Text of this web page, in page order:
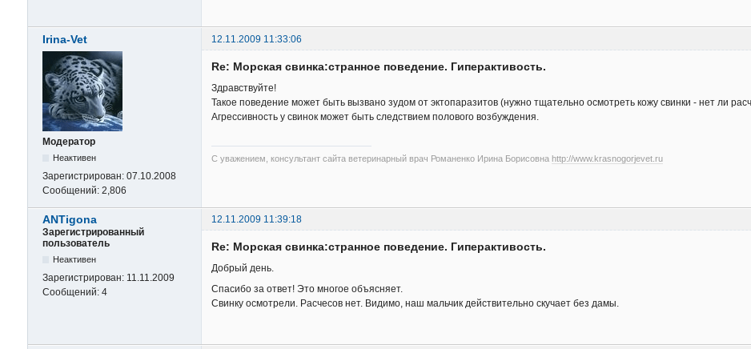
Irina-Vet 12.11.2009 11:33:06
Модератор
Неактивен
Зарегистрирован: 07.10.2008
Сообщений: 2,806
Re: Морская свинка:странное поведение. Гиперактивость.
Здравствуйте!
Такое поведение может быть вызвано зудом от эктопаразитов (нужно тщательно осмотреть кожу свинки - нет ли
Агрессивность у свинок может быть следствием полового возбуждения.
С уважением, консультант сайта ветеринарный врач Романенко Ирина Борисовна http://www.krasnogorjevet.ru
ANTigona
12.11.2009 11:39:18
Зарегистрированный
пользователь
Неактивен
Зарегистрирован: 11.11.2009
Сообщений: 4
Re: Морская свинка:странное поведение. Гиперактивость.
Добрый день.
Спасибо за ответ! Это многое объясняет.
Свинку осмотрели. Расчесов нет. Видимо, наш мальчик действительно скучает без дамы.